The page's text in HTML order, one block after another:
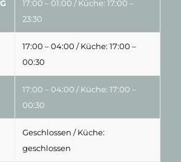
17:00 – 01:00 / Küche: 17:00 –
23:30
17:00 – 04:00 / Küche: 17:00 –
00:30
17:00 – 04:00 / Küche: 17:00 –
00:30
Geschlossen / Küche:
geschlossen